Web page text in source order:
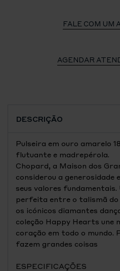
FALE COM UM
AGENDAR
DESCRIÇÃO
Pulseira em ouro amarelo
flutuante e madrepérola.
Chopard, a Maison dos
considerou a generosidade
seus valores fundamentais.
perfeita entre o talismã do
os icónicos diamantes
coleção Happy Hearts une
coração em todo o mundo.
fazem grandes coisas
ESPECIFICAÇÕES